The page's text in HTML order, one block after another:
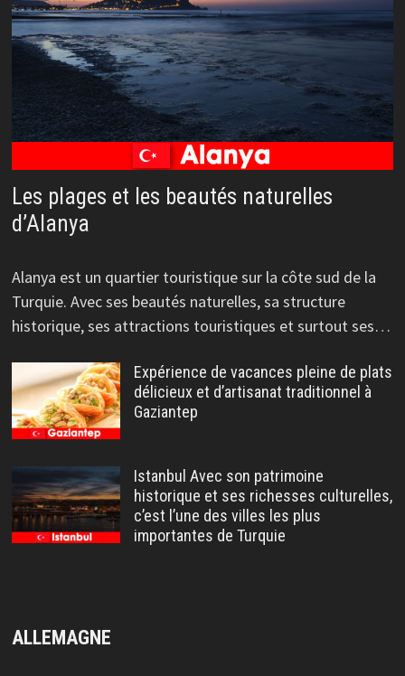
Les plages et les beautés naturelles
d’Alanya
Alanya est un quartier touristique sur la côte sud de la
Turquie. Avec ses beautés naturelles, sa structure
historique, ses attractions touristiques et surtout ses…
Expérience de vacances pleine de plats
délicieux et d’artisanat traditionnel à
Gaziantep
Istanbul Avec son patrimoine
historique et ses richesses culturelles,
c’est l’une des villes les plus
importantes de Turquie
ALLEMAGNE